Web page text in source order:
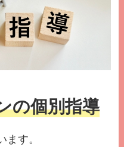
の個別指導
ます。